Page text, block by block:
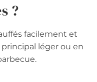
?
facilement et
léger ou en